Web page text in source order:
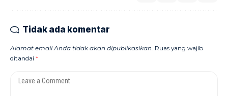
Tidak ada komentar
Alamat email Anda tidak akan dipublikasikan. Ruas yang wajib
ditandai *